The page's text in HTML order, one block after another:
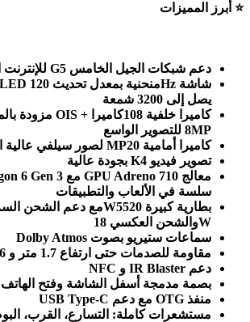
⭐ أبرز المميزات
دعم شبكات الجيل الخامس 5 G
شاشة
منحنية بمعدل تحديث 120Hz
يصل إلى 3200 شمعة
كاميرا خلفية 108
مزودة OIS +
كاميرا
8MP
للتصوير الواسع
كاميرا أمامية 20
MP لصور سيلفي عالية
تصوير فيديو 4
K بجودة عالية
معالج
مع GPU Adreno 710
سلسة في الألعاب والتطبيقات
بطارية كبيرة 5520
مع دعم الشحنW
والشحن العكسي 18W
سماعات ستيريو بصوت
مقاومة للصدمات حتى ارتفاع 1.7 متر و
دعم
و IR Blaster
بصمة مدمجة أسفل الشاشة وفتح الهاتف
منفذ
مع دعم OTG
مستشعرات كاملة: التسارع، القرب،